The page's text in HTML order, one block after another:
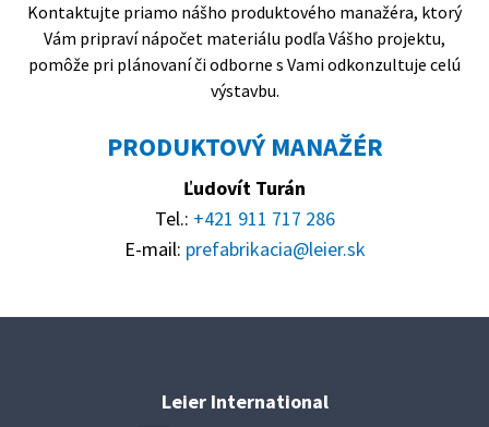
Kontaktujte priamo nášho produktového manažéra, ktorý
Vám pripraví nápočet materiálu podľa Vášho projektu,
pomôže pri plánovaní či odborne s Vami odkonzultuje celú
výstavbu.
PRODUKTOVÝ MANAŽÉR
Ľudovít Turán
Tel.: +421 911 717 286
E-mail: prefabrikacia@leier.sk
Leier International